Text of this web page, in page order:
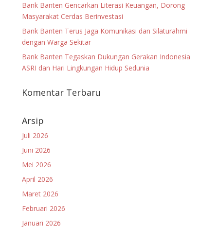
Bank Banten Gencarkan Literasi Keuangan, Dorong
Masyarakat Cerdas Berinvestasi
Bank Banten Terus Jaga Komunikasi dan Silaturahmi
dengan Warga Sekitar
Bank Banten Tegaskan Dukungan Gerakan Indonesia
ASRI dan Hari Lingkungan Hidup Sedunia
Komentar Terbaru
Arsip
Juli 2026
Juni 2026
Mei 2026
April 2026
Maret 2026
Februari 2026
Januari 2026